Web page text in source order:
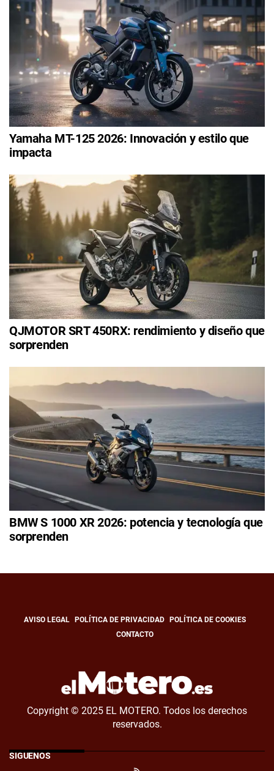
Yamaha MT-125 2026: Innovación y estilo que
impacta
QJMOTOR SRT 450RX: rendimiento y diseño que
sorprenden
BMW S 1000 XR 2026: potencia y tecnología que
sorprenden
AVISO LEGAL POLÍTICA DE PRIVACIDAD
POLÍTICA DE COOKIES
CONTACTO
Copyright © 2025 EL MOTERO. Todos los derechos
reservados.
SÍGUENOS